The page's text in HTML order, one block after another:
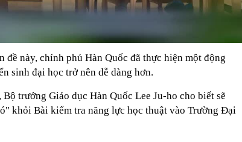
này, chính phủ Hàn Quốc đã thực hiện một động
sinh đại học trở nên dễ dàng hơn.
trưởng Giáo dục Hàn Quốc Lee Ju-ho cho biết sẽ
khỏi Bài kiểm tra năng lực học thuật vào Trường Đại